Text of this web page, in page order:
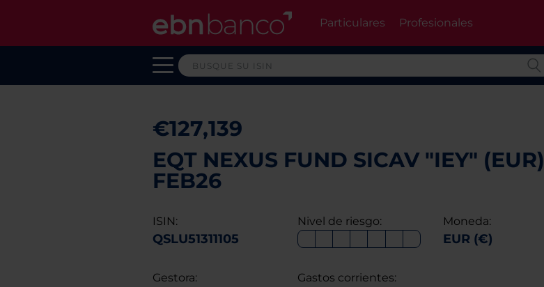
Particulares Profesionales
€127,139
EQT NEXUS FUND SICAV "IEY" (EUR)
FEB26
ISIN:
QSLU51311105
Nivel de riesgo: Moneda:
EUR (€)
Gestora: Gastos corrientes: